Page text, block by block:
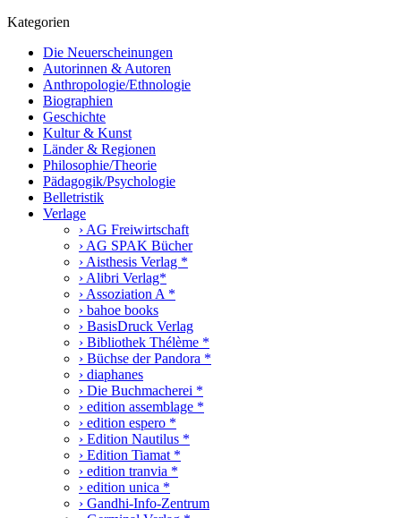
Kategorien
Die Neuerscheinungen
Autorinnen & Autoren
Anthropologie/Ethnologie
Biographien
Geschichte
Kultur & Kunst
Länder & Regionen
Philosophie/Theorie
Pädagogik/Psychologie
Belletristik
Verlage
› AG Freiwirtschaft
› AG SPAK Bücher
› Aisthesis Verlag *
› Alibri Verlag*
› Assoziation A *
› bahoe books
› BasisDruck Verlag
› Bibliothek Thélème *
› Büchse der Pandora *
› diaphanes
› Die Buchmacherei *
› edition assemblage *
› edition espero *
› Edition Nautilus *
› Edition Tiamat *
› edition tranvia *
› edition unica *
› Gandhi-Info-Zentrum